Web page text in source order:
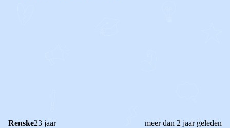
Renske23 jaar meer dan 2 jaar geleden